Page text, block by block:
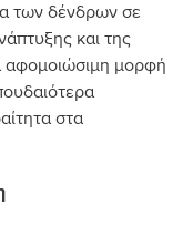
των δένδρων σε
και της
μορφή
στα